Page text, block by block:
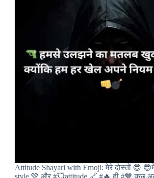
Attitude Shayari with Emoji: मेरे दोस्तों 😎